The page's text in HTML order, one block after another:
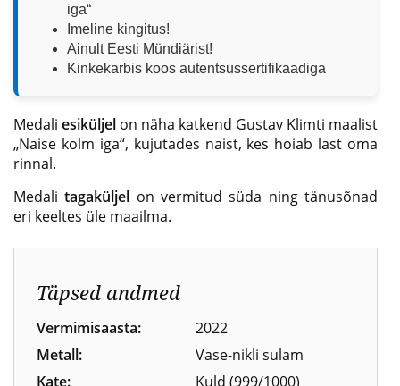
iga“
Imeline kingitus!
Ainult Eesti Mündiärist!
Kinkekarbis koos autentsussertifikaadiga
Medali esiküljel on näha katkend Gustav Klimti maalist
„Naise kolm iga“, kujutades naist, kes hoiab last oma
rinnal.
Medalitagaküljel on vermitud süda ning tänusõnad
eri keeltes üle maailma.
Täpsed andmed
Vermimisaasta:
2022
Metall:
Vase-nikli sulam
Kate:
Kuld (999/1000)